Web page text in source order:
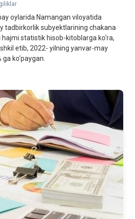
oylarida Namangan viloyatida
tadbirkorlik subyektlarining chakana
statistik hisob-kitoblarga ko‘ra,
etib, 2022- yilning yanvar-may
ko‘paygan.